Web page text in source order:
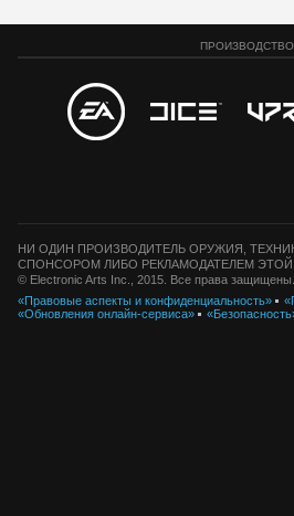
ПРОИЗВОДСТВО
НИ ОДИН ПРОИЗВОДИТЕЛЬ ОРУЖИЯ,
СПОНСОРОМ ЛИБО РЕКЛАМОДАТЕЛЕМ
© Electronic Arts Inc., 2015. Все права
«Правовые аспекты и конфиденциальность»
«Обновления онлайн-сервиса»